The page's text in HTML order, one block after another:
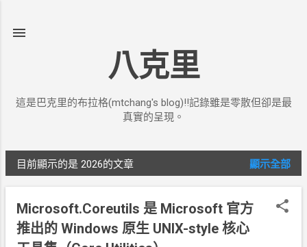
八克里
這是巴克里的布拉格(mtchang's blog)!!記錄雖是零散但卻是最
真實的呈現。
發
文
章
目前顯示的是 2026的文章 顯示全部
Microsoft.Coreutils 是 Microsoft 官方
推出的 Windows 原生 UNIX-style 核心